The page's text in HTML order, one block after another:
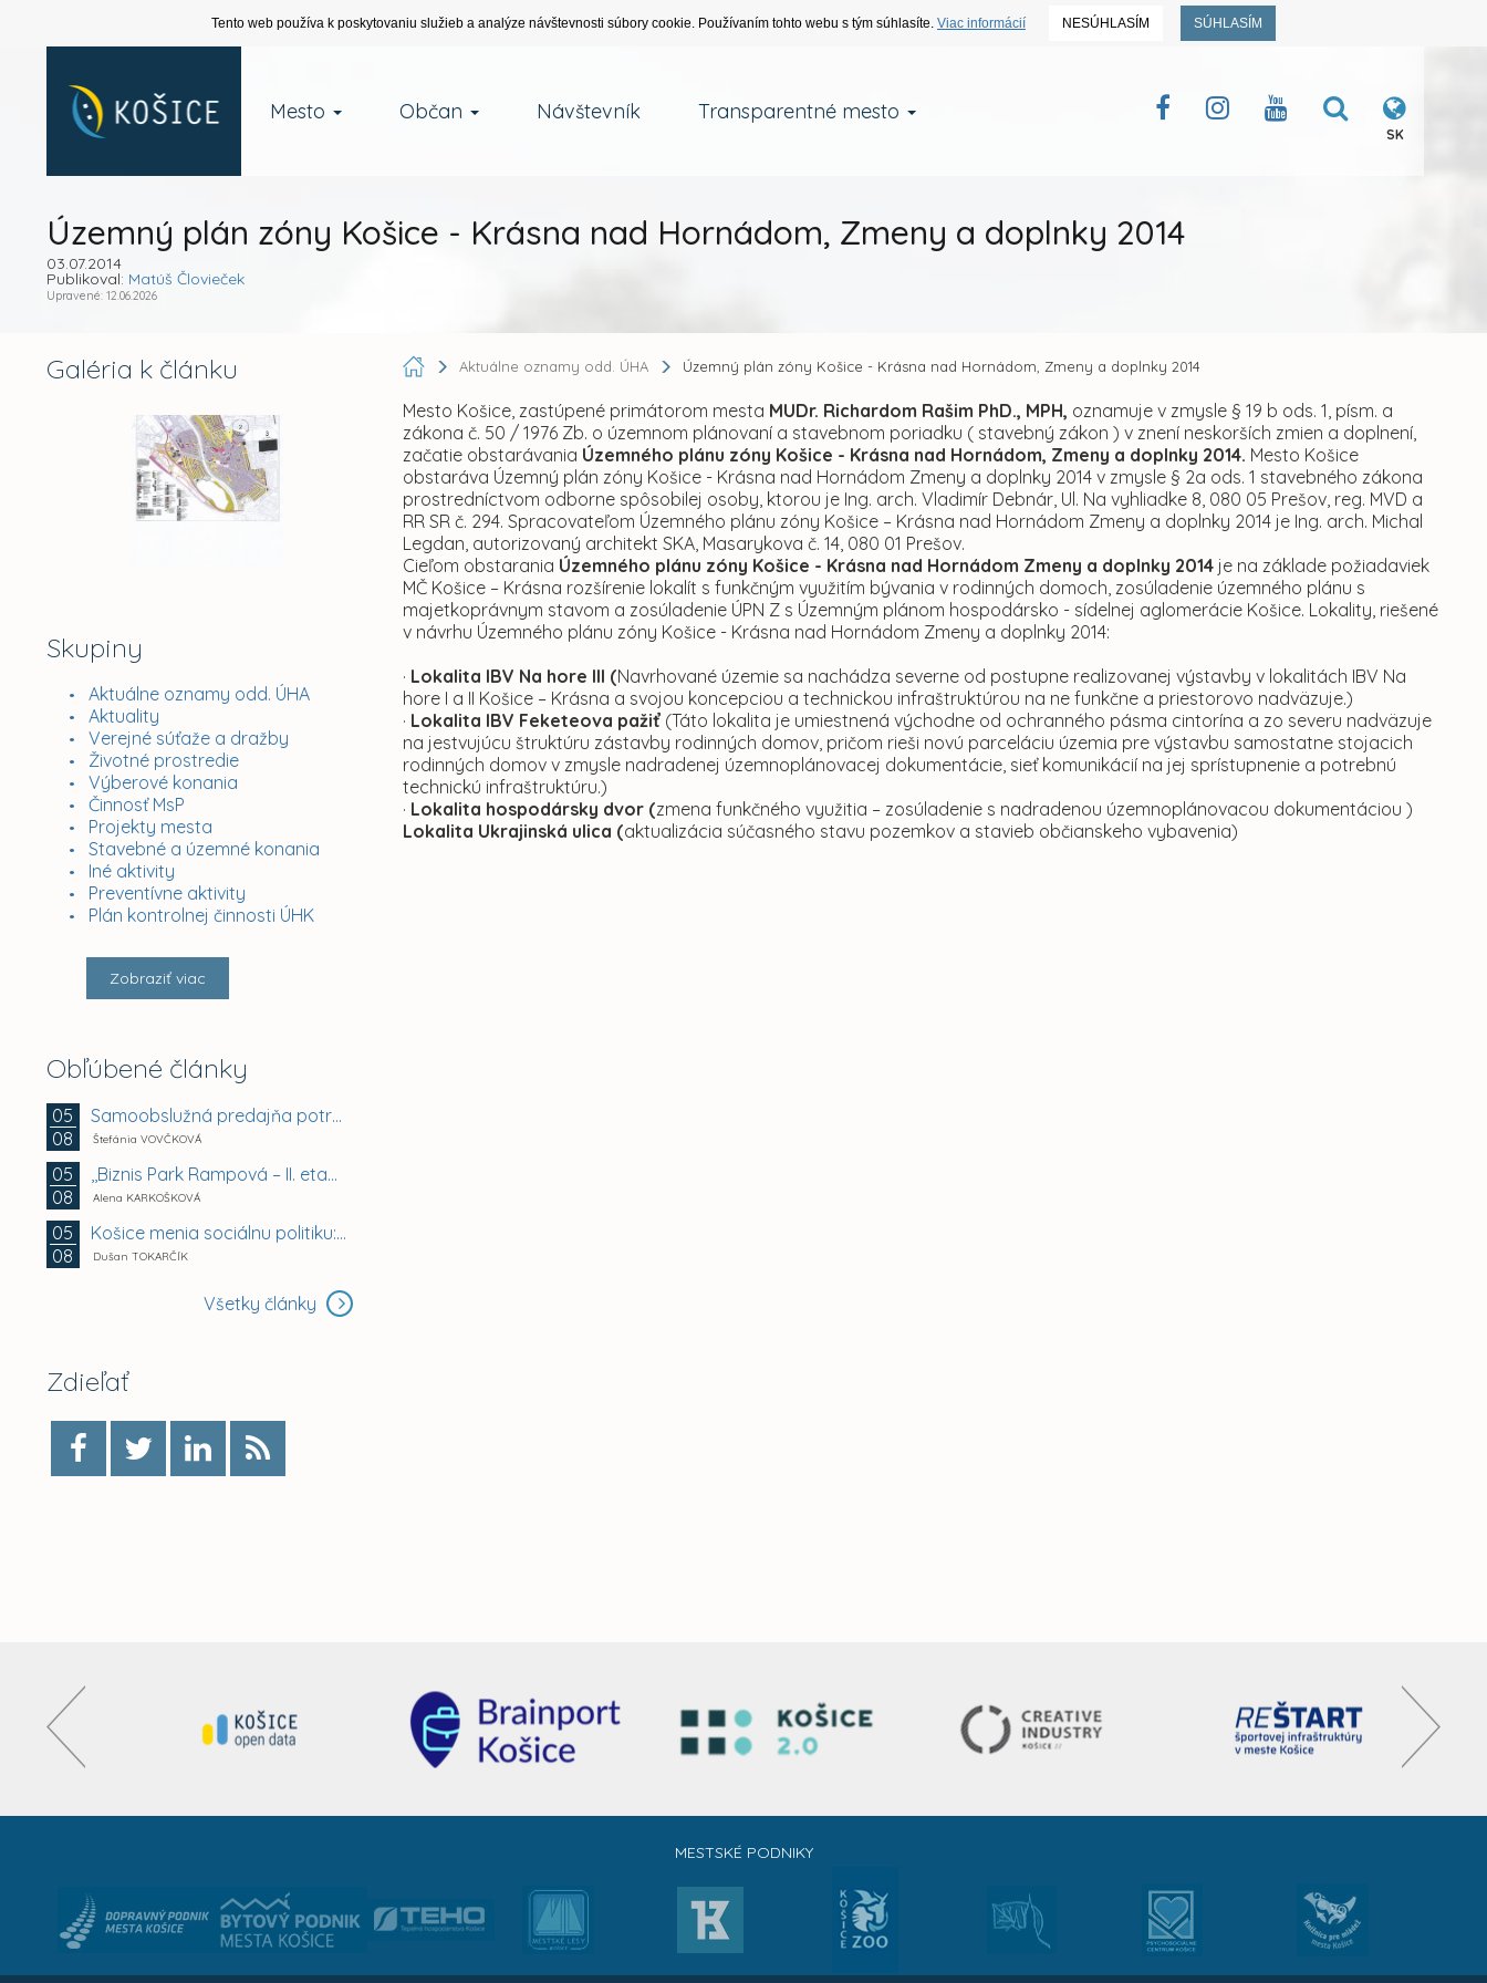
Tento web používa k poskytovaniu služieb a analýze návštevnosti súbory cookie. Používaním tohto webu s tým súhlasíte. Viac informácií NESÚHLASÍM SÚHLASÍM
Mesto Občan Návštevník Transparentné mesto
SK
Územný plán zóny Košice - Krásna nad Hornádom, Zmeny a doplnky 2014
03.07.2014
Publikoval: Matúš Človieček
Upravené: 12.06.2026
Galéria k článku
Skupiny
Aktuálne oznamy odd. ÚHA
Aktuality
Verejné súťaže a dražby
Životné prostredie
Výberové konania
Činnosť MsP
Projekty mesta
Stavebné a územné konania
Iné aktivity
Preventívne aktivity
Plán kontrolnej činnosti ÚHK
Zobraziť viac
Obľúbené články
05
08
Samoobslužná predajňa potravín a doplnkového tovaru
Štefánia VOVČKOVÁ
05
08
,,Biznis Park Rampová – II. etapa, Rampová ul.,...
Alena KARKOŠKOVÁ
05
08
Košice menia sociálnu politiku: chránia mestské byty...
Dušan TOKARČÍK
Všetky články
Zdieľať
Aktuálne oznamy odd. ÚHA Územný plán zóny Košice - Krásna nad Hornádom, Zmeny a doplnky 2014
Mesto Košice, zastúpené primátorom mesta MUDr. Richardom Rašim PhD., MPH, oznamuje v zmysle § 19 b ods. 1, písm. a
zákona č. 50 / 1976 Zb. o územnom plánovaní a stavebnom poriadku ( stavebný zákon ) v znení neskorších zmien a doplnení,
začatie obstarávania Územného plánu zóny Košice - Krásna nad Hornádom, Zmeny a doplnky 2014. Mesto Košice
obstaráva Územný plán zóny Košice - Krásna nad Hornádom Zmeny a doplnky 2014 v zmysle § 2a ods. 1 stavebného zákona
prostredníctvom odborne spôsobilej osoby, ktorou je Ing. arch. Vladimír Debnár, Ul. Na vyhliadke 8, 080 05 Prešov, reg. MVD a
RR SR č. 294. Spracovateľom Územného plánu zóny Košice – Krásna nad Hornádom Zmeny a doplnky 2014 je Ing. arch. Michal
Legdan, autorizovaný architekt SKA, Masarykova č. 14, 080 01 Prešov.
Cieľom obstarania Územného plánu zóny Košice - Krásna nad Hornádom Zmeny a doplnky 2014 je na základe požiadaviek
MČ Košice – Krásna rozšírenie lokalít s funkčným využitím bývania v rodinných domoch, zosúladenie územného plánu s
majetkoprávnym stavom a zosúladenie ÚPN Z s Územným plánom hospodársko - sídelnej aglomerácie Košice. Lokality, riešené
v návrhu Územného plánu zóny Košice - Krásna nad Hornádom Zmeny a doplnky 2014:
· Lokalita IBV Na hore III (Navrhované územie sa nachádza severne od postupne realizovanej výstavby v lokalitách IBV Na
hore I a II Košice – Krásna a svojou koncepciou a technickou infraštruktúrou na ne funkčne a priestorovo nadväzuje.)
· Lokalita IBV Feketeova pažiť (Táto lokalita je umiestnená východne od ochranného pásma cintorína a zo severu nadväzuje
na jestvujúcu štruktúru zástavby rodinných domov, pričom rieši novú parceláciu územia pre výstavbu samostatne stojacich
rodinných domov v zmysle nadradenej územnoplánovacej dokumentácie, sieť komunikácií na jej sprístupnenie a potrebnú
technickú infraštruktúru.)
· Lokalita hospodársky dvor (zmena funkčného využitia – zosúladenie s nadradenou územnoplánovacou dokumentáciou )
Lokalita Ukrajinská ulica (aktualizácia súčasného stavu pozemkov a stavieb občianskeho vybavenia)
MESTSKÉ PODNIKY